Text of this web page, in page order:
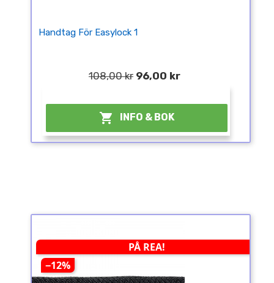
Handtag För Easylock 1
108,00 kr 96,00 kr
 INFO & BOK
PÅ REA!
−12%